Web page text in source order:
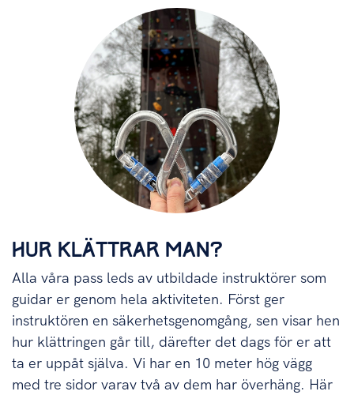
HUR KLÄTTRAR MAN?
Alla våra pass leds av utbildade instruktörer som
guidar er genom hela aktiviteten. Först ger
instruktören en säkerhetsgenomgång, sen visar hen
hur klättringen går till, därefter det dags för er att
ta er uppåt själva. Vi har en 10 meter hög vägg
med tre sidor varav två av dem har överhäng. Här